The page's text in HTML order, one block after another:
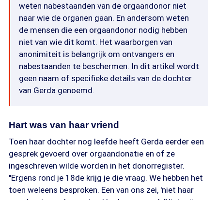
weten nabestaanden van de orgaandonor niet
naar wie de organen gaan. En andersom weten
de mensen die een orgaandonor nodig hebben
niet van wie dit komt. Het waarborgen van
anonimiteit is belangrijk om ontvangers en
nabestaanden te beschermen. In dit artikel wordt
geen naam of specifieke details van de dochter
van Gerda genoemd.
Hart was van haar vriend
Toen haar dochter nog leefde heeft Gerda eerder een
gesprek gevoerd over orgaandonatie en of ze
ingeschreven wilde worden in het donorregister.
"Ergens rond je 18de krijg je die vraag. We hebben het
toen weleens besproken. Een van ons zei, 'niet haar